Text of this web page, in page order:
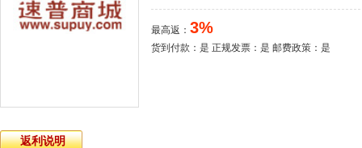
最高返： 3%
货到付款：是 正规发票：是 邮费政策：是
返利说明